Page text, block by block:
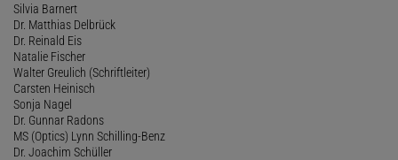
Silvia Barnert
Dr. Matthias Delbrück
Dr. Reinald Eis
Natalie Fischer
Walter Greulich (Schriftleiter)
Carsten Heinisch
Sonja Nagel
Dr. Gunnar Radons
MS (Optics) Lynn Schilling-Benz
Dr. Joachim Schüller